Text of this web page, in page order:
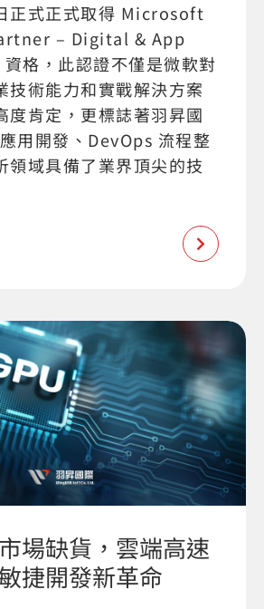
正式正式取得 Microsoft
– Digital & App
格，此認證不僅是微軟對
技術能力和實戰解決方案
度肯定，更標誌著羽昇國
用開發、DevOps 流程整
領域具備了業界頂尖的技
場缺貨，雲端高速
捷開發新革命